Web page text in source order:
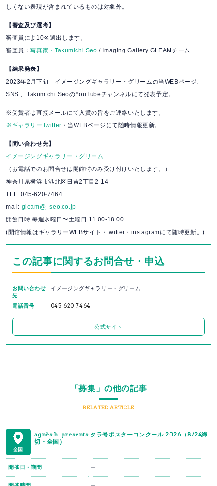
しくない表現が含まれているものは対象外。
【審査及び選考】
審査員によ10名選出します。
審査員：写真家・Takumichi Seo / Imaging Gallery GLEAMチーム
【結果発表】
2023年2月下旬 イメージングギャラリー・グリームの当WEBページ、
SNS 、Takumichi SeoのYouTubeチャンネルにて発表予定。
※受賞者は直接メールにて入賞の旨をご連絡いたします。
※ギャラリーTwitter ・当WEBページにて随時情報更新。
【問い合わせ先】
イメージングギャラリー・グリーム
（お電話でのお問合せは開館時のみ受け付けいたします。）
神奈川県横浜市港北区日吉2丁目2-14
TEL .045-620-7464
mail: gleam@j-seo.co.jp
開館日時 毎週水曜日〜土曜日 11:00-18:00
(開館情報はギャラリーWEBサイト・twitter・instagramにて随時更新。)
この記事に関するお問合せ・申込
お問い合わせ
先
イメージングギャラリー・グリーム
電話番号 045-620-7464
公式サイト
「募集」の他の記事
RELATED ARTICLE
全国
agnès b. presents タラ号ポスターコンクール 2026（8/24締
切・全国）
開催日・期間 ー